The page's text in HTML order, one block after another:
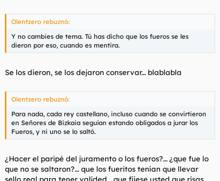
Olentzero rebuznó:
Y no cambies de tema. Tú has dicho que los fueros se les
dieron por eso, cuando es mentira.
Se los dieron, se los dejaron conservar... blablabla
Olentzero rebuznó:
Para nada, cada rey castellano, incluso cuando se convirtieron
en Señores de Bizkaia seguían estando obligados a jurar los
Fueros, y ni uno se lo saltó.
¿Hacer el paripé del juramento o los fueros?... ¿que fue lo
que no se saltaron?... que los fueritos tenían que llevar
sello real para tener valided... que fíjese usted que risas